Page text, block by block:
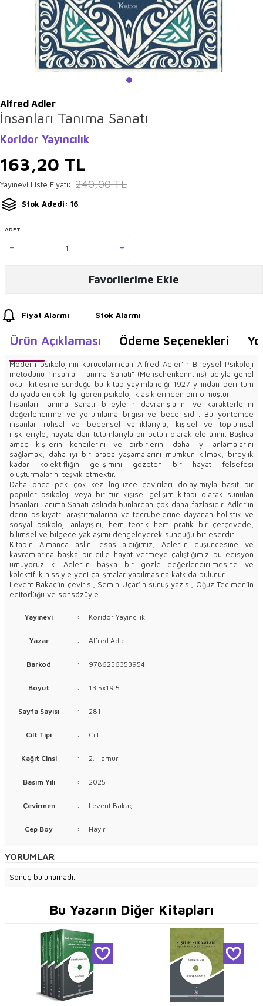
Alfred Adler
İnsanları Tanıma Sanatı
Koridor Yayıncılık
163,20 TL
Yayınevi Liste Fiyatı: 240,00TL
Stok Adedi: 16
ADET
Favorilerime Ekle
Fiyat Alarmı Stok Alarmı
Ürün Açıklaması Ödeme Seçenekleri
Modern psikolojinin kurucularından Alfred Adler’in Bireysel Psikoloji
metodunu “İnsanları Tanıma Sanatı” (Menschenkenntnis) adıyla genel
okur kitlesine sunduğu bu kitap yayımlandığı 1927 yılından beri tüm
dünyada en çok ilgi gören psikoloji klasiklerinden biri olmuştur.
İnsanları Tanıma Sanatı bireylerin davranışlarını ve karakterlerini
değerlendirme ve yorumlama bilgisi ve becerisidir. Bu yöntemde
insanlar ruhsal ve bedensel varlıklarıyla, kişisel ve toplumsal
ilişkileriyle, hayata dair tutumlarıyla bir bütün olarak ele alınır. Başlıca
amaç kişilerin kendilerini ve birbirlerini daha iyi anlamalarını
sağlamak, daha iyi bir arada yaşamalarını mümkün kılmak, bireylik
kadar kolektifliğin gelişimini gözeten bir hayat felsefesi
oluşturmalarını teşvik etmektir.
Daha önce pek çok kez İngilizce çevirileri dolayımıyla basit bir
popüler psikoloji veya bir tür kişisel gelişim kitabı olarak sunulan
İnsanları Tanıma Sanatı aslında bunlardan çok daha fazlasıdır. Adler’in
derin psikiyatri araştırmalarına ve tecrübelerine dayanan holistik ve
sosyal psikoloji anlayışını, hem teorik hem pratik bir çerçevede,
bilimsel ve bilgece yaklaşımı dengeleyerek sunduğu bir eserdir.
Kitabın Almanca aslını esas aldığımız, Adler’in düşüncesine ve
kavramlarına başka bir dille hayat vermeye çalıştığımız bu edisyon
umuyoruz ki Adler’in başka bir gözle değerlendirilmesine ve
kolektiflik hissiyle yeni çalışmalar yapılmasına katkıda bulunur.
Levent Bakaç’ın çevirisi, Semih Uçar’ın sunuş yazısı, Oğuz Tecimen’in
editörlüğü ve sonsözüyle...
Yayınevi : Koridor Yayıncılık
Yazar : Alfred Adler
Barkod : 9786256353954
Boyut : 13.5x19.5
Sayfa Sayısı : 281
Cilt Tipi : Ciltli
Kağıt Cinsi : 2. Hamur
Basım Yılı : 2025
Çevirmen : Levent Bakaç
Cep Boy : Hayır
YORUMLAR
Sonuç bulunamadı.
Bu Yazarın Diğer Kitapları